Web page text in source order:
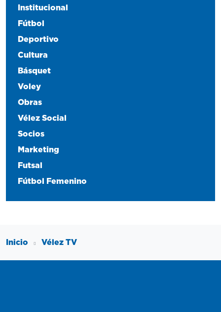
Institucional
Fútbol
Deportivo
Cultura
Básquet
Voley
Obras
Vélez Social
Socios
Marketing
Futsal
Fútbol Femenino
Inicio Vélez TV